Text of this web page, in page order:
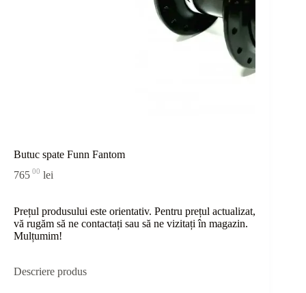
Butuc spate Funn Fantom
765 00 lei
Prețul produsului este orientativ. Pentru prețul actualizat,
vă rugăm să ne contactați sau să ne vizitați în magazin.
Mulțumim!
Descriere produs